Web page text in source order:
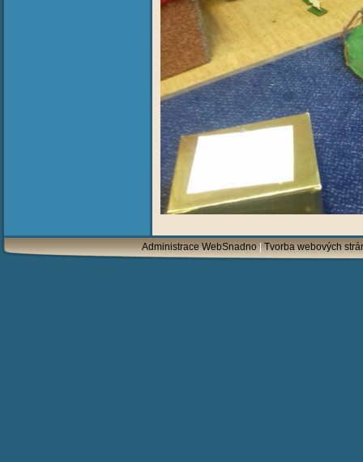
Administrace WebSnadno|Tvorba webových